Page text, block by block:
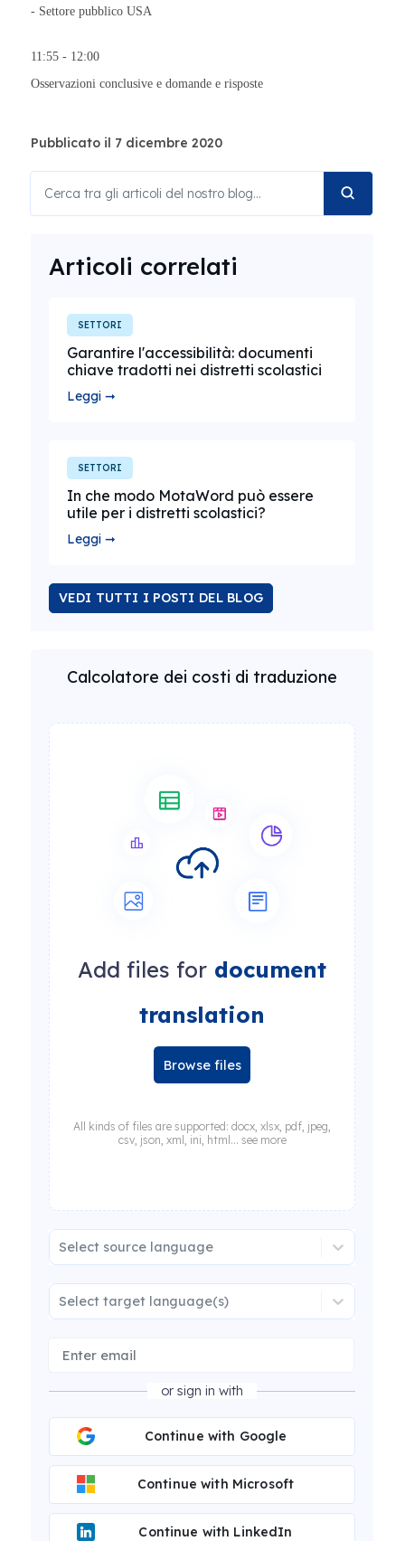
- Settore pubblico USA
11:55 - 12:00
Osservazioni conclusive e domande e risposte
Pubblicato il 7 dicembre 2020
Articoli correlati
SETTORI
Garantire l'accessibilità: documenti
chiave tradotti nei distretti scolastici
Leggi ➞
SETTORI
In che modo MotaWord può essere
utile per i distretti scolastici?
Leggi ➞
VEDI TUTTI I POSTI DEL BLOG
Calcolatore dei costi di traduzione
Add files for document
translation
Browse files
All kinds of files are supported: docx, xlsx, pdf, jpeg,
csv, json, xml, ini, html... see more
Select source language
Select target language(s)
or sign in with
Continue with Google
Continue with Microsoft
Continue with LinkedIn